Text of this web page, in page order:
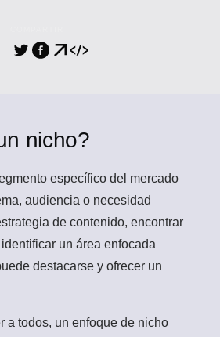
nicho?
específico del mercado
audiencia o necesidad
de contenido, encontrar
un área enfocada
destacarse y ofrecer un
a todos, un enfoque de nicho